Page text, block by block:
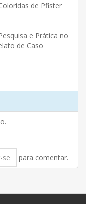
de Pfister
e Prática no
de Caso
se para comentar.